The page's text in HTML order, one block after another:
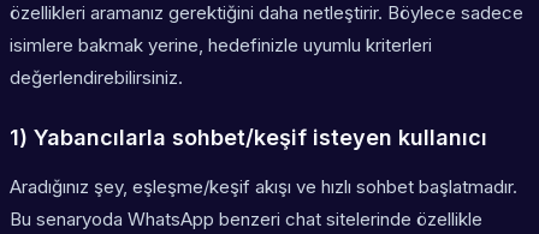
özellikleri aramanız gerektiğini daha netleştirir. Böylece sadece
isimlere bakmak yerine, hedefinizle uyumlu kriterleri
değerlendirebilirsiniz.
1) Yabancılarla sohbet/keşif isteyen kullanıcı
Aradığınız şey, eşleşme/keşif akışı ve hızlı sohbet başlatmadır.
Bu senaryoda WhatsApp benzeri chat sitelerinde özellikle